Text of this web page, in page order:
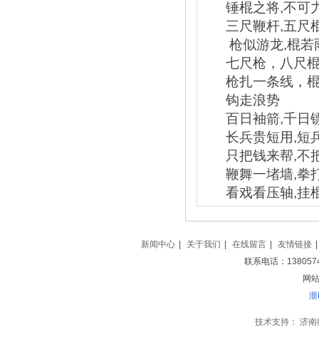
锤棍之将,不可
三尺鞭杆,五尺
枪似游龙,棍若
七尺枪，八尺棍
枪扎一条线，
钩走浪势
百日袖箭,千日
长兵贵短用,短
只把钱来帮,不
鞭舞一堵墙,拳
看戏看压轴,挂
新闻中心 关于我们 在线留言 友情链接
联系电话：
网
技术支持： 济南